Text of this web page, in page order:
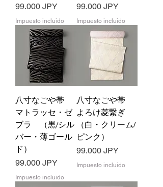
Precio
99.000 JPY
Impuesto incluido
Precio
99.000 JPY
Impuesto incluido
八寸なごや帯
マトラッセ・ゼ
ブラ （黒/シル
バー・薄ゴール
ド）
Precio
99.000 JPY
Impuesto incluido
八寸なごや帯
よろけ菱繋ぎ
（白・クリーム/
ピンク）
Precio
99.000 JPY
Impuesto incluido